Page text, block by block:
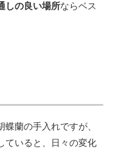
しの良い場所ならベス
蘭の手入れですが、
ていると、日々の変化